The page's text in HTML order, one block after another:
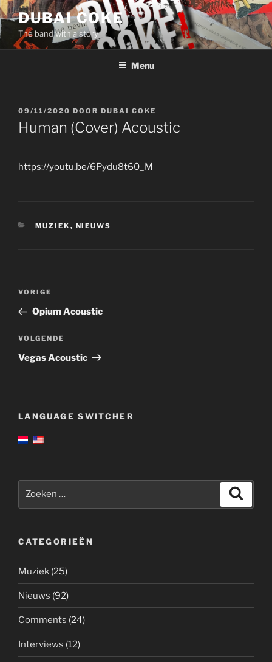
Ga
naar
de
inhoud
DUBAI COKE
The band with a story
Menu
GEPLAATST
OP
09/11/2020 DOOR DUBAI COKE
Human (Cover) Acoustic
https://youtu.be/6Pydu8t60_M
CATEGORIEËN
MUZIEK , NIEUWS
Bericht
Vorig
bericht
VORIGE
Opium Acoustic
Volgend
bericht
VOLGENDE
Vegas Acoustic
LANGUAGE SWITCHER
CATEGORIEËN
Muziek (25)
Nieuws (92)
Comments (24)
Interviews (12)